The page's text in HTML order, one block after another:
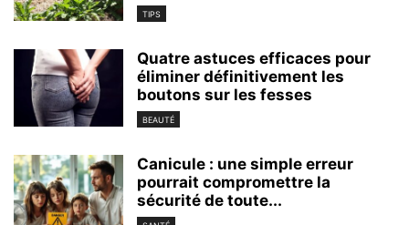
TIPS
Quatre astuces efficaces pour
éliminer définitivement les
boutons sur les fesses
BEAUTÉ
Canicule : une simple erreur
pourrait compromettre la
sécurité de toute...